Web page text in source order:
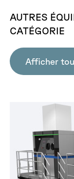
AUTRES
CATÉGORIE
Afficher